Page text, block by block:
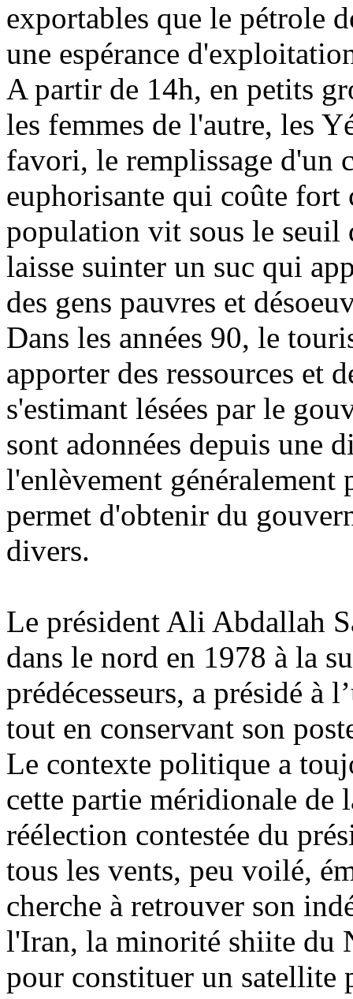
exportables que le pétrole
une espérance
A partir de 14h, en petits
les femmes de l'autre, les
favori, le remplissage d'un
euphorisante qui coûte fort
population vit sous le seuil
laisse suinter un suc qui
des gens pauvres et
Dans les années 90, le
apporter des ressources et
s'estimant lésées par le
sont adonnées depuis une
l'enlèvement
permet d'obtenir du
divers.
Le président Ali Abdallah
dans le nord en 1978 à la
prédécesseurs, a présidé à
tout en conservant son
Le contexte politique a
cette partie méridionale de
réélection contestée du
tous les vents, peu voilé,
cherche à retrouver son
l'Iran, la minorité shiite du
pour constituer un satellite